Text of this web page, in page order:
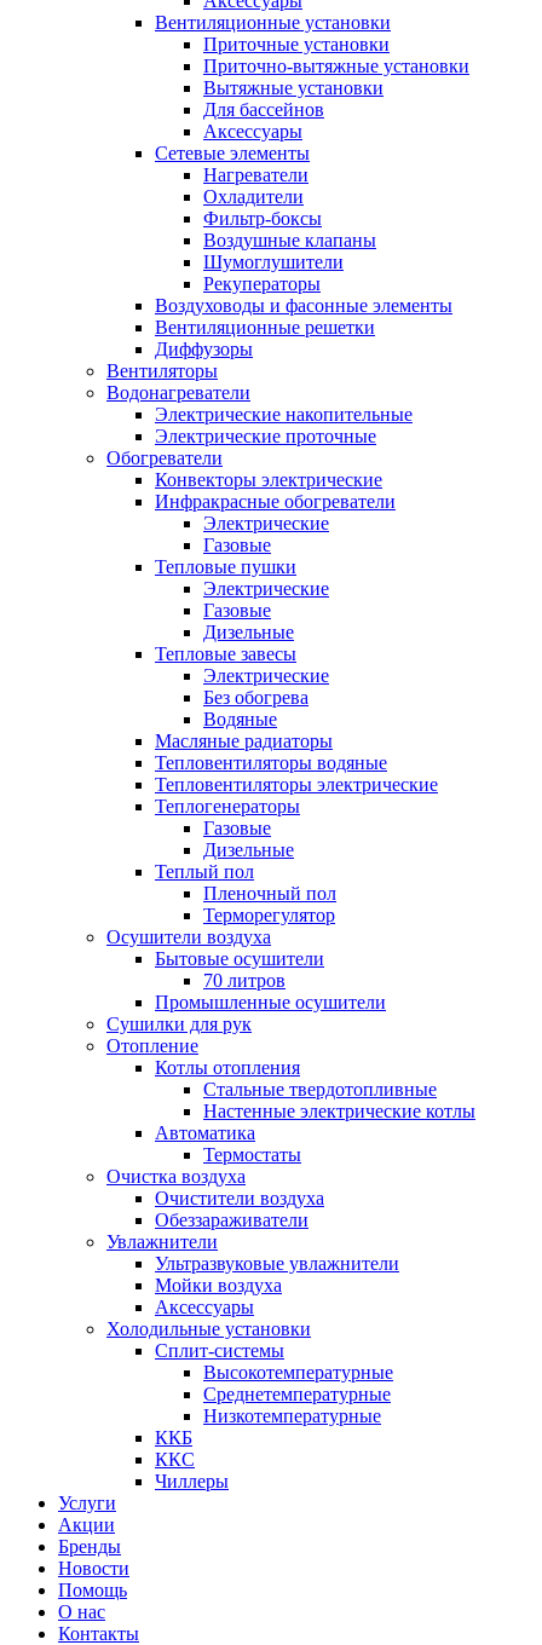
Вентиляционные установки
Приточные установки
Приточно-вытяжные установки
Вытяжные установки
Для бассейнов
Аксессуары
Сетевые элементы
Нагреватели
Охладители
Фильтр-боксы
Воздушные клапаны
Шумоглушители
Рекуператоры
Воздуховоды и фасонные элементы
Вентиляционные решетки
Диффузоры
Вентиляторы
Водонагреватели
Электрические накопительные
Электрические проточные
Обогреватели
Конвекторы электрические
Инфракрасные обогреватели
Электрические
Газовые
Тепловые пушки
Электрические
Газовые
Дизельные
Тепловые завесы
Электрические
Без обогрева
Водяные
Масляные радиаторы
Тепловентиляторы водяные
Тепловентиляторы электрические
Теплогенераторы
Газовые
Дизельные
Теплый пол
Пленочный пол
Терморегулятор
Осушители воздуха
Бытовые осушители
70 литров
Промышленные осушители
Сушилки для рук
Отопление
Котлы отопления
Стальные твердотопливные
Настенные электрические котлы
Автоматика
Термостаты
Очистка воздуха
Очистители воздуха
Обеззараживатели
Увлажнители
Ультразвуковые увлажнители
Мойки воздуха
Аксессуары
Холодильные установки
Сплит-системы
Высокотемпературные
Среднетемпературные
Низкотемпературные
ККБ
ККС
Чиллеры
Услуги
Акции
Бренды
Новости
Помощь
О нас
Контакты